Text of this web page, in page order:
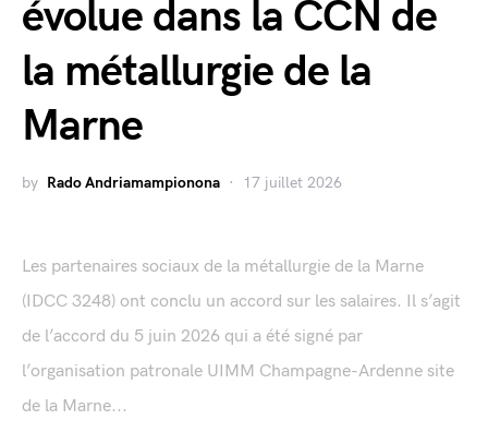
évolue dans la CCN de
la métallurgie de la
Marne
by Rado Andriamampionona 17 juillet 2026
Les partenaires sociaux de la métallurgie de la Marne
(IDCC 3248) ont conclu un accord sur les salaires. Il s’agit
de l’accord du 5 juin 2026 qui a été signé par
l’organisation patronale UIMM Champagne-Ardenne site
de la Marne...